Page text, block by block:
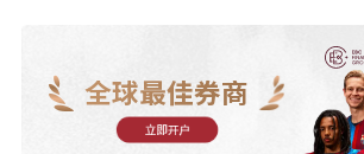
全球最佳券商
立即开户